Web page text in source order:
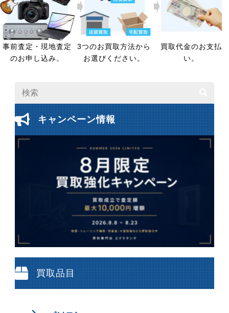
事前査定・現地査定
のお申し込み。
3つのお買取方法から
お選びください。
買取代金のお支払
い。
キャンペーン情報
買取品目